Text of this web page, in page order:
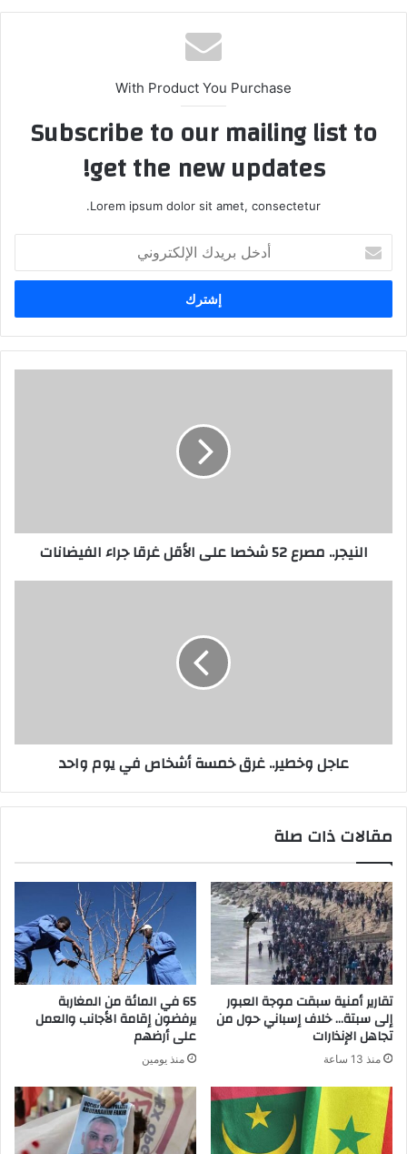
With Product You Purchase
Subscribe to our mailing list to
get the new updates!
Lorem ipsum dolor sit amet, consectetur.
بريدك
الإلكتروني
النيجر.. مصرع 52 شخصا على الأقل غرقا جراء الفيضانات
عاجل وخطير.. غرق خمسة أشخاص في يوم واحد
مقالات ذات صلة
تقارير أمنية سبقت موجة العبور
إلى سبتة… خلاف إسباني حول من
تجاهل الإنذارات
منذ 13 ساعة
65 في المائة من المغاربة
يرفضون إقامة الأجانب والعمل
على أرضهم
منذ يومين